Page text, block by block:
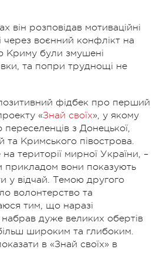
він розповідав мотиваційні
через воєнний конфлікт на
Криму були змушені
та попри труднощі не
фідбек про перший
«Знай своїх», у якому
з Донецької,
та Кримського півострова.
території мирної України, –
прикладом вони показують
у відчай. Темою другого
волонтерство та
тим, що наразі
дуже великих обертів
широким та глибоким.
в «Знай своїх» в